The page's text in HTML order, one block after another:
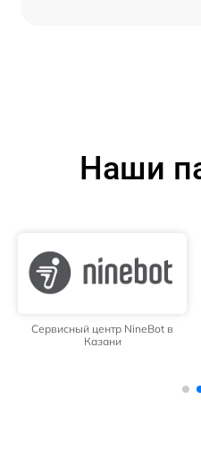
Наши
Сервисный центр NineBot в
Казани